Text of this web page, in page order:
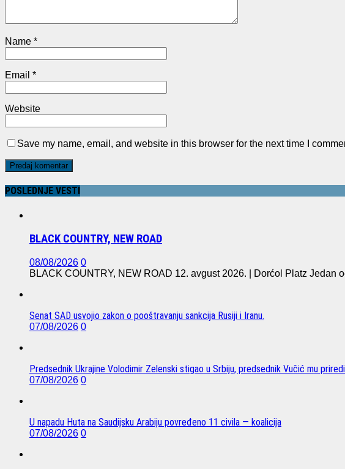
Name *
Email *
Website
Save my name, email, and website in this browser for the next time I
POSLEDNJE VESTI
BLACK COUNTRY, NEW ROAD
08/08/2026 0
BLACK COUNTRY, NEW ROAD 12. avgust 2026. | Dorćol Platz
Senat SAD usvojio zakon o pooštravanju sankcija Rusiji i Iranu.
07/08/2026 0
Predsednik Ukrajine Volodimir Zelenski stigao u Srbiju, predsednik Vučić mu
07/08/2026 0
U napadu Huta na Saudijsku Arabiju povređeno 11 civila — koalicija
07/08/2026 0